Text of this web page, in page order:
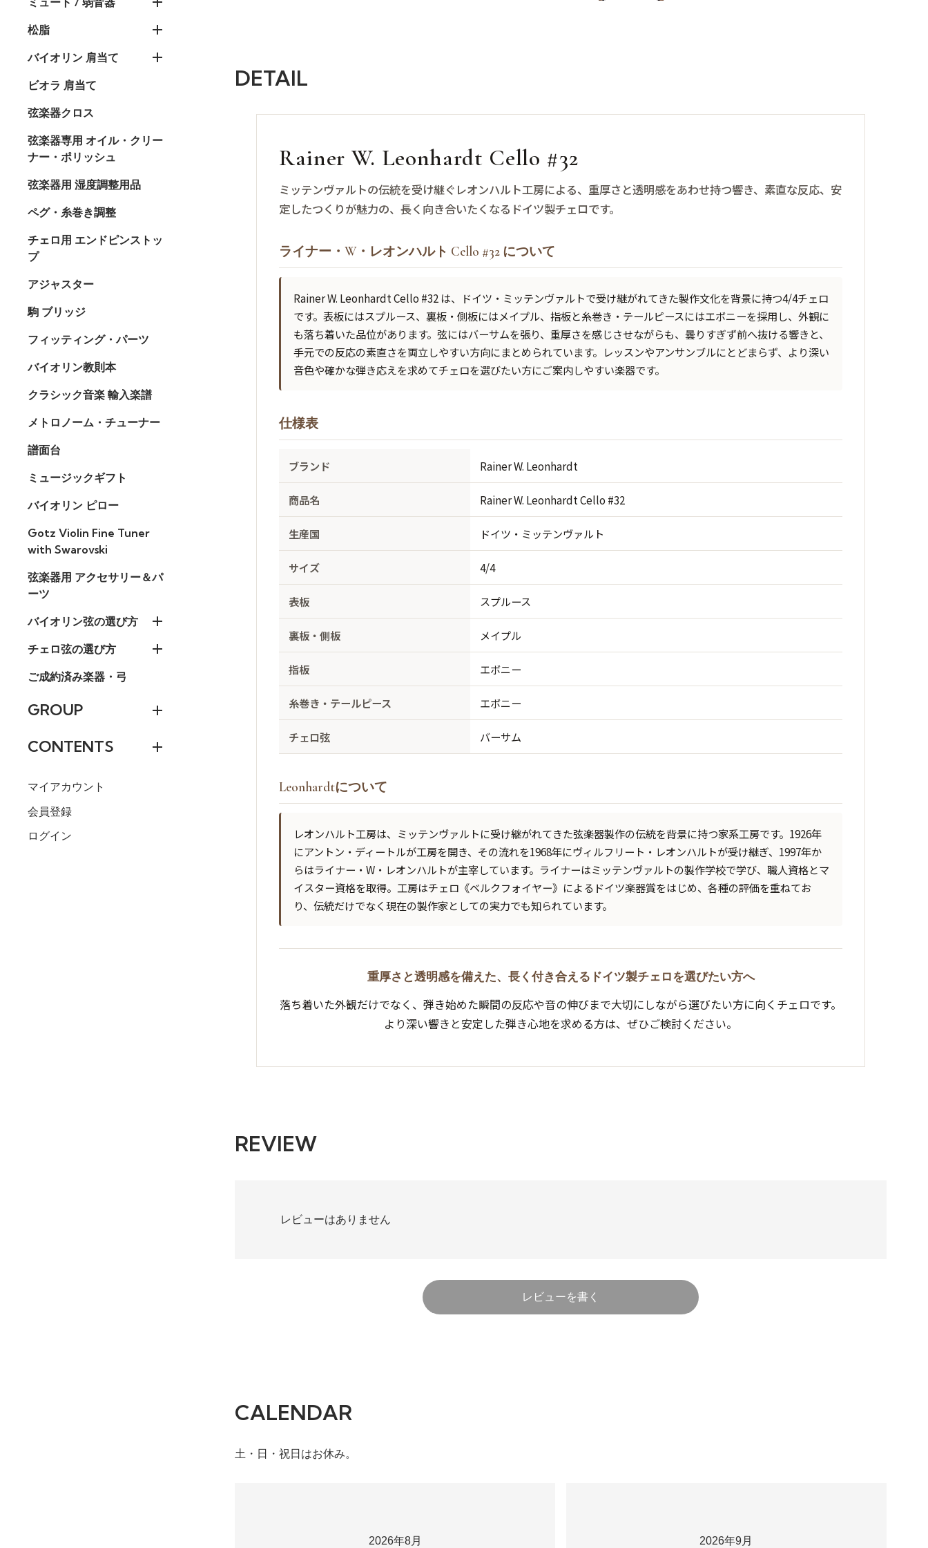
松脂
バイオリン 肩当て
ビオラ 肩当て
弦楽器クロス
弦楽器専用 オイル・クリー
ナー・ポリッシュ
弦楽器用 湿度調整用品
ペグ・糸巻き調整
チェロ用 エンドピンストッ
プ
アジャスター
駒 ブリッジ
フィッティング・パーツ
バイオリン教則本
クラシック音楽 輸入楽譜
メトロノーム・チューナー
譜面台
ミュージックギフト
バイオリン ピロー
Gotz Violin Fine Tuner
with Swarovski
弦楽器用 アクセサリー＆パ
ーツ
バイオリン弦の選び方
チェロ弦の選び方
ご成約済み楽器・弓
GROUP
CONTENTS
マイアカウント
会員登録
ログイン
DETAIL
Rainer W. Leonhardt Cello #32
ミッテンヴァルトの伝統を受け継ぐレオンハルト工房による、重厚さと透明感をあわせ持つ響き、素直な反応、安
定したつくりが魅力の、長く向き合いたくなるドイツ製チェロです。
ライナー・W・レオンハルト Cello #32 について
Rainer W. Leonhardt Cello #32 は、ドイツ・ミッテンヴァルトで受け継がれてきた製作文化を背景に持つ4/4チェロ
です。表板にはスプルース、裏板・側板にはメイプル、指板と糸巻き・テールピースにはエボニーを採用し、外観に
も落ち着いた品位があります。弦にはバーサムを張り、重厚さを感じさせながらも、曇りすぎず前へ抜ける響きと、
手元での反応の素直さを両立しやすい方向にまとめられています。レッスンやアンサンブルにとどまらず、より深い
音色や確かな弾き応えを求めてチェロを選びたい方にご案内しやすい楽器です。
仕様表
ブランド Rainer W. Leonhardt
商品名 Rainer W. Leonhardt Cello #32
生産国 ドイツ・ミッテンヴァルト
サイズ 4/4
表板 スプルース
裏板・側板 メイプル
指板 エボニー
糸巻き・テールピース エボニー
チェロ弦 バーサム
Leonhardtについて
レオンハルト工房は、ミッテンヴァルトに受け継がれてきた弦楽器製作の伝統を背景に持つ家系工房です。1926年
にアントン・ディートルが工房を開き、その流れを1968年にヴィルフリート・レオンハルトが受け継ぎ、1997年か
らはライナー・W・レオンハルトが主宰しています。ライナーはミッテンヴァルトの製作学校で学び、職人資格とマ
イスター資格を取得。工房はチェロ《ベルクフォイヤー》によるドイツ楽器賞をはじめ、各種の評価を重ねてお
り、伝統だけでなく現在の製作家としての実力でも知られています。
重厚さと透明感を備えた、長く付き合えるドイツ製チェロを選びたい方へ
落ち着いた外観だけでなく、弾き始めた瞬間の反応や音の伸びまで大切にしながら選びたい方に向くチェロです。
より深い響きと安定した弾き心地を求める方は、ぜひご検討ください。
REVIEW
レビューはありません
レビューを書く
CALENDAR
土・日・祝日はお休み。
2026年8月
2026年9月